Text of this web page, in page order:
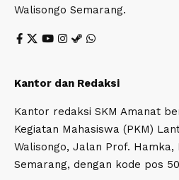
Walisongo Semarang.
Kantor dan Redaksi
Kantor redaksi SKM Amanat
Kegiatan Mahasiswa (PKM)
Walisongo, Jalan Prof. Hamka,
Semarang, dengan kode pos